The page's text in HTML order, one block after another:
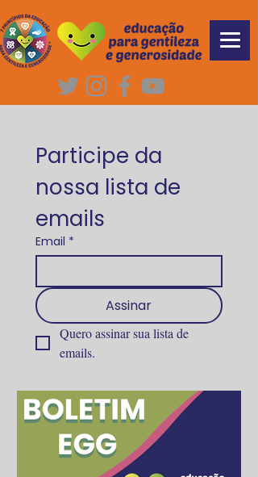
Participe da
nossa lista de
emails
Email *
Assinar
Quero assinar sua lista de
emails.